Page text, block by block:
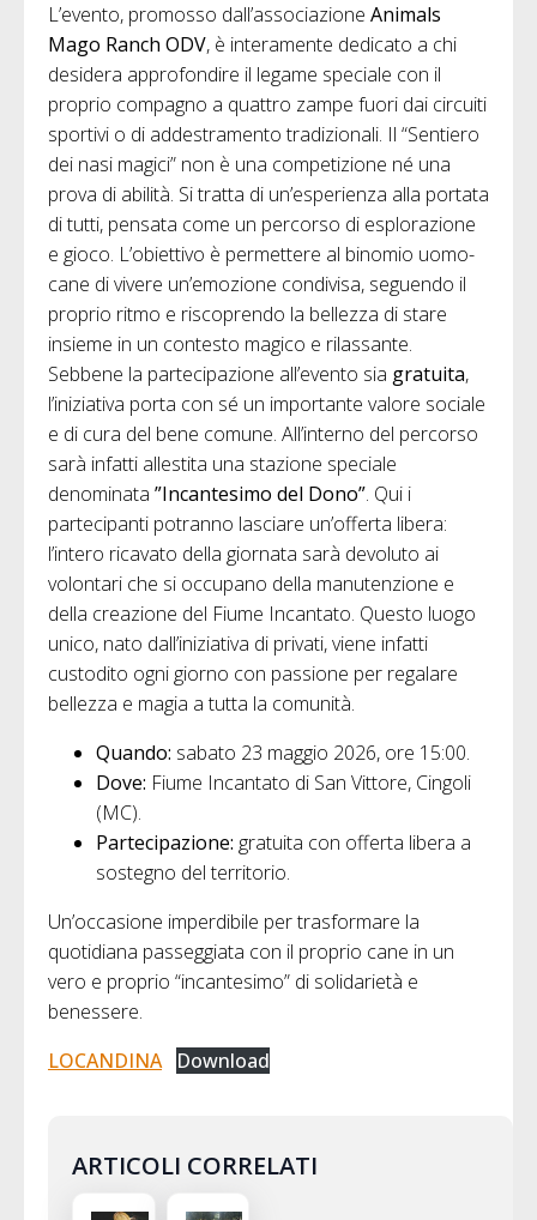
L’evento, promosso dall’associazione Animals
Mago Ranch ODV, è interamente dedicato a chi
desidera approfondire il legame speciale con il
proprio compagno a quattro zampe fuori dai circuiti
sportivi o di addestramento tradizionali. Il “Sentiero
dei nasi magici” non è una competizione né una
prova di abilità. Si tratta di un’esperienza alla portata
di tutti, pensata come un percorso di esplorazione
e gioco. L’obiettivo è permettere al binomio uomo-
cane di vivere un’emozione condivisa, seguendo il
proprio ritmo e riscoprendo la bellezza di stare
insieme in un contesto magico e rilassante.
Sebbene la partecipazione all’evento sia gratuita,
l’iniziativa porta con sé un importante valore sociale
e di cura del bene comune. All’interno del percorso
sarà infatti allestita una stazione speciale
denominata ”Incantesimo del Dono”. Qui i
partecipanti potranno lasciare un’offerta libera:
l’intero ricavato della giornata sarà devoluto ai
volontari che si occupano della manutenzione e
della creazione del Fiume Incantato. Questo luogo
unico, nato dall’iniziativa di privati, viene infatti
custodito ogni giorno con passione per regalare
bellezza e magia a tutta la comunità.
Quando: sabato 23 maggio 2026, ore 15:00.
Dove: Fiume Incantato di San Vittore, Cingoli
(MC).
Partecipazione: gratuita con offerta libera a
sostegno del territorio.
Un’occasione imperdibile per trasformare la
quotidiana passeggiata con il proprio cane in un
vero e proprio “incantesimo” di solidarietà e
benessere.
LOCANDINA
Download
ARTICOLI CORRELATI